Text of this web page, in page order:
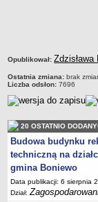
Rejestry i
Rejestr
Zbiorowego
Ścieków
Rejestr Instytucji
Zestawienie
bezodpływowych
AKTUALNOŚCI GMINY
FINANSE GMINY
Opublikował:
Ostatnia zmiana: brak
Liczba odsłon: 7696
20 OSTATNIO
Budowa budynku
techniczną na
gmina Boniewo
Data publikacji: 6 sierpnia
Dział: